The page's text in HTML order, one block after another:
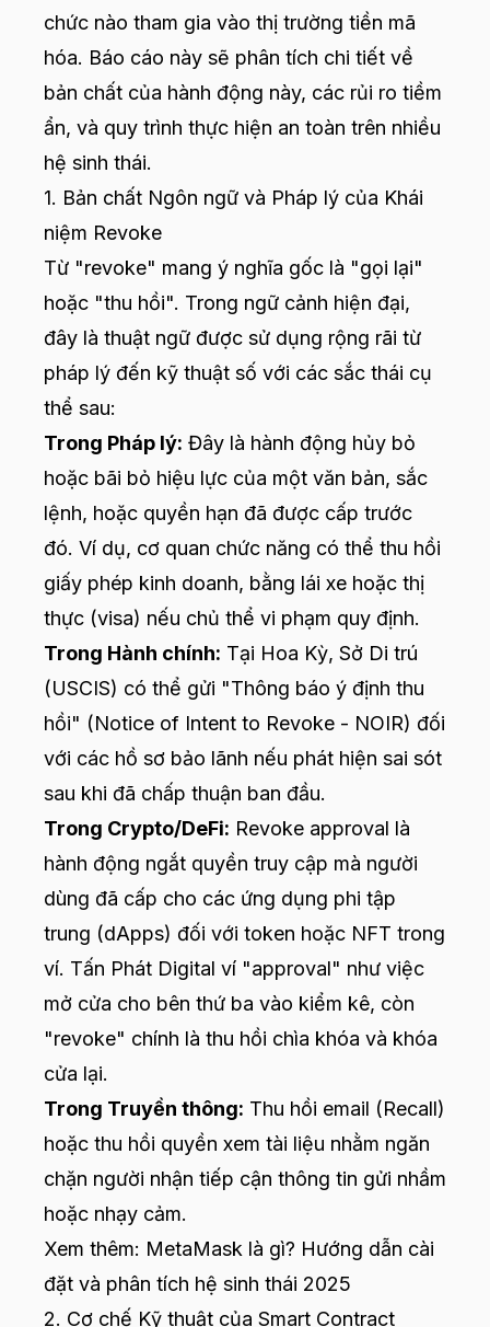
chức nào tham gia vào thị trường tiền mã
hóa. Báo cáo này sẽ phân tích chi tiết về
bản chất của hành động này, các rủi ro tiềm
ẩn, và quy trình thực hiện an toàn trên nhiều
hệ sinh thái.
1. Bản chất Ngôn ngữ và Pháp lý của Khái
niệm Revoke
Từ "revoke" mang ý nghĩa gốc là "gọi lại"
hoặc "thu hồi". Trong ngữ cảnh hiện đại,
đây là thuật ngữ được sử dụng rộng rãi từ
pháp lý đến kỹ thuật số với các sắc thái cụ
thể sau:
Trong Pháp lý: Đây là hành động hủy bỏ
hoặc bãi bỏ hiệu lực của một văn bản, sắc
lệnh, hoặc quyền hạn đã được cấp trước
đó. Ví dụ, cơ quan chức năng có thể thu hồi
giấy phép kinh doanh, bằng lái xe hoặc thị
thực (visa) nếu chủ thể vi phạm quy định.
Trong Hành chính: Tại Hoa Kỳ, Sở Di trú
(USCIS) có thể gửi "Thông báo ý định thu
hồi" (Notice of Intent to Revoke - NOIR) đối
với các hồ sơ bảo lãnh nếu phát hiện sai sót
sau khi đã chấp thuận ban đầu.
Trong Crypto/DeFi: Revoke approval là
hành động ngắt quyền truy cập mà người
dùng đã cấp cho các ứng dụng phi tập
trung (dApps) đối với token hoặc NFT trong
ví. Tấn Phát Digital ví "approval" như việc
mở cửa cho bên thứ ba vào kiểm kê, còn
"revoke" chính là thu hồi chìa khóa và khóa
cửa lại.
Trong Truyền thông: Thu hồi email (Recall)
hoặc thu hồi quyền xem tài liệu nhằm ngăn
chặn người nhận tiếp cận thông tin gửi nhầm
hoặc nhạy cảm.
Xem thêm: MetaMask là gì? Hướng dẫn cài
đặt và phân tích hệ sinh thái 2025
2. Cơ chế Kỹ thuật của Smart Contract